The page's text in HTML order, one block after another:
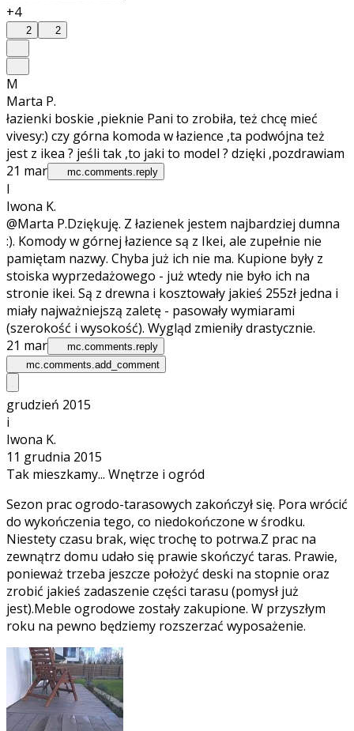
+4
2 2
M
Marta P.
łazienki boskie ,pieknie Pani to zrobiła, też chcę mieć
vivesy:) czy górna komoda w łazience ,ta podwójna też
jest z ikea ? jeśli tak ,to jaki to model ? dzięki ,pozdrawiam
21 mar
mc.comments.reply
I
Iwona K.
@Marta P.Dziękuję. Z łazienek jestem najbardziej dumna
:). Komody w górnej łazience są z Ikei, ale zupełnie nie
pamiętam nazwy. Chyba już ich nie ma. Kupione były z
stoiska wyprzedażowego - już wtedy nie było ich na
stronie ikei. Są z drewna i kosztowały jakieś 255zł jedna i
miały najważniejszą zaletę - pasowały wymiarami
(szerokość i wysokość). Wygląd zmieniły drastycznie.
21 mar
mc.comments.reply
mc.comments.add_comment
grudzień 2015
i
Iwona K.
11 grudnia 2015
Tak mieszkamy... Wnętrze i ogród
Sezon prac ogrodo-tarasowych zakończył się. Pora wrócić
do wykończenia tego, co niedokończone w środku.
Niestety czasu brak, więc trochę to potrwa.Z prac na
zewnątrz domu udało się prawie skończyć taras. Prawie,
ponieważ trzeba jeszcze położyć deski na stopnie oraz
zrobić jakieś zadaszenie części tarasu (pomysł już
jest).Meble ogrodowe zostały zakupione. W przyszłym
roku na pewno będziemy rozszerzać wyposażenie.